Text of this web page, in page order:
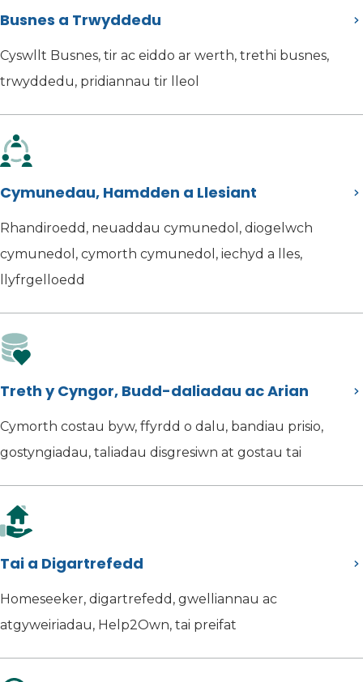
Busnes a Trwyddedu
Cyswllt Busnes, tir ac eiddo ar werth, trethi busnes,
trwyddedu, pridiannau tir lleol
Cymunedau, Hamdden a Llesiant
Rhandiroedd, neuaddau cymunedol, diogelwch
cymunedol, cymorth cymunedol, iechyd a lles,
llyfrgelloedd
Treth y Cyngor, Budd-daliadau ac Arian
Cymorth costau byw, ffyrdd o dalu, bandiau prisio,
gostyngiadau, taliadau disgresiwn at gostau tai
Tai a Digartrefedd
Homeseeker, digartrefedd, gwelliannau ac
atgyweiriadau, Help2Own, tai preifat